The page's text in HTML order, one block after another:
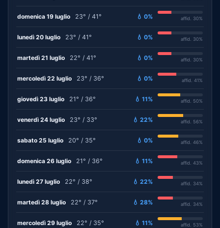
domenica 19 luglio 23° / 41° 💧 0% affid. 30%
lunedì 20 luglio 23° / 41° 💧 0% affid. 30%
martedì 21 luglio 22° / 41° 💧 0% affid. 30%
mercoledì 22 luglio 23° / 36° 💧 0% affid. 41%
giovedì 23 luglio 21° / 36° 💧 11% affid. 50%
venerdì 24 luglio 23° / 33° 💧 22% affid. 56%
sabato 25 luglio 20° / 35° 💧 0% affid. 46%
domenica 26 luglio 21° / 36° 💧 11% affid. 43%
lunedì 27 luglio 22° / 38° 💧 22% affid. 34%
martedì 28 luglio 22° / 37° 💧 28% affid. 34%
mercoledì 29 luglio 22° / 35° 💧 11% affid. 53%